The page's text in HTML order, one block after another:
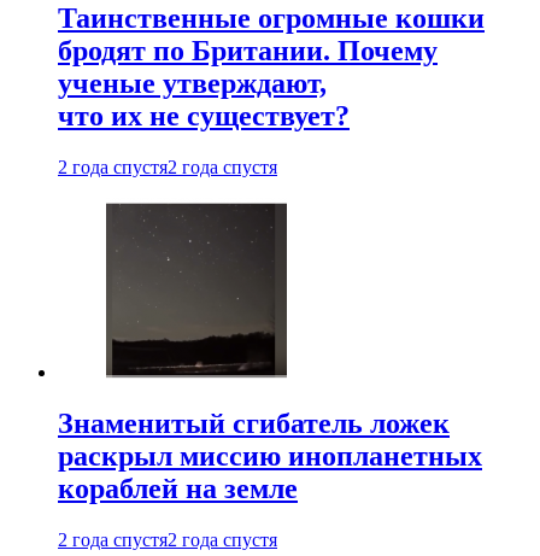
Таинственные огромные кошки
бродят по Британии. Почему
ученые утверждают,
что их не существует?
2 года спустя2 года спустя
Знаменитый сгибатель ложек
раскрыл миссию инопланетных
кораблей на земле
2 года спустя2 года спустя